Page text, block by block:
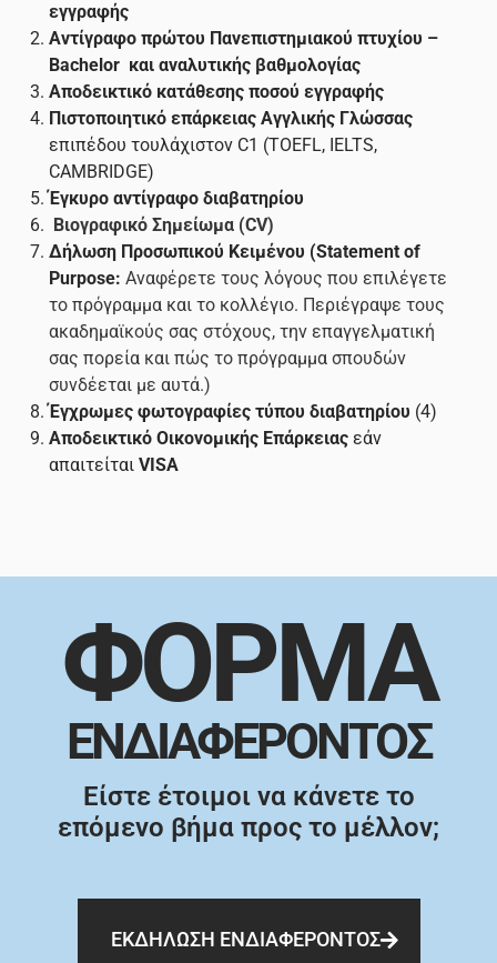
εγγραφής
Αντίγραφο πρώτου Πανεπιστημιακού πτυχίου –
Bachelor και αναλυτικής βαθμολογίας
Αποδεικτικό κατάθεσης ποσού εγγραφής
Πιστοποιητικό επάρκειας Αγγλικής Γλώσσας
επιπέδου τουλάχιστον C1 (TOEFL, IELTS,
CAMBRIDGE)
Έγκυρο αντίγραφο διαβατηρίου
Βιογραφικό Σημείωμα (CV)
Δήλωση Προσωπικού Κειμένου (Statement of
Purpose: Αναφέρετε τους λόγους που επιλέγετε
το πρόγραμμα και το κολλέγιο. Περιέγραψε τους
ακαδημαϊκούς σας στόχους, την επαγγελματική
σας πορεία και πώς το πρόγραμμα σπουδών
συνδέεται με αυτά.)
Έγχρωμες φωτογραφίες τύπου διαβατηρίου (4)
Αποδεικτικό Οικονομικής Επάρκειας εάν
απαιτείται VISA
ΦΟΡΜΑ
ΕΝΔΙΑΦΕΡΟΝΤΟΣ
Είστε έτοιμοι να κάνετε το
επόμενο βήμα προς το μέλλον;​
ΕΚΔΗΛΩΣΗ ΕΝΔΙΑΦΕΡΟΝΤΟΣ